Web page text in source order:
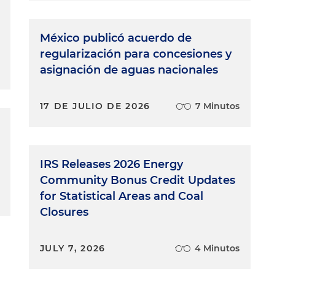
México publicó acuerdo de
regularización para concesiones y
asignación de aguas nacionales
17 DE JULIO DE 2026 7 Minutos
IRS Releases 2026 Energy
Community Bonus Credit Updates
for Statistical Areas and Coal
Closures
JULY 7, 2026 4 Minutos